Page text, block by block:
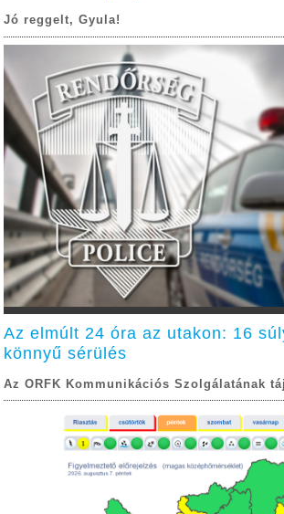
Jó reggelt, Gyula!
Az elmúlt 24 óra az utakon: 16
könnyű sérülés
Az ORFK Kommunikációs Szolgálatának